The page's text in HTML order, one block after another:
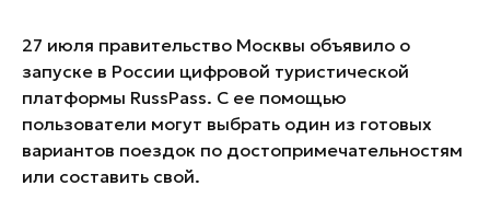
Особо охраняемые
природные территории
27 июля правительство Москвы объявило о
запуске в России цифровой туристической
платформы RussPass. С ее помощью
пользователи могут выбрать один из готовых
вариантов поездок по достопримечательностям
или составить свой.